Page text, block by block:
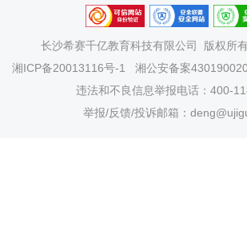
长沙希赛千亿教育科技有限公司
版权所
湘ICP备20013116号-1
湘公安备案
违法和不良信息举报电话：400-
举报/反馈/投诉邮箱：